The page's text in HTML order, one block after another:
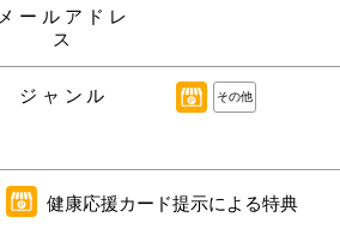
メールアドレ
ス
ジャンル その他
健康応援カード提示による特典